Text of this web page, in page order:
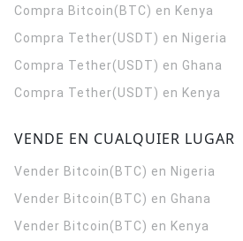
Compra Bitcoin(BTC) en Kenya
Compra Tether(USDT) en Nigeria
Compra Tether(USDT) en Ghana
Compra Tether(USDT) en Kenya
VENDE EN CUALQUIER LUGAR
Vender Bitcoin(BTC) en Nigeria
Vender Bitcoin(BTC) en Ghana
Vender Bitcoin(BTC) en Kenya